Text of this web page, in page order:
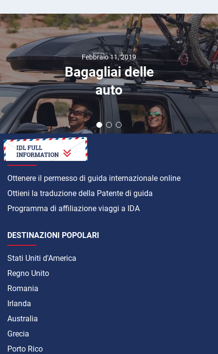
La rinascita dei
motori a pistoni
contrapposti:
come l'OPOC di
EcoMotors
potrebbe
rivoluzionare la
tecnologia diesel
COME
Ottenere il permesso di guida internazionale online
Ottieni la traduzione della Patente di guida
Programma di affiliazione viaggi a IDA
DESTINAZIONI POPOLARI
Stati Uniti d'America
Regno Unito
Romania
Irlanda
Australia
Grecia
Porto Rico